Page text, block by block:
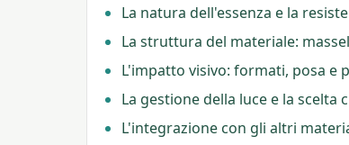
La natura dell'essenza e la
La struttura del materiale:
L'impatto visivo: formati, posa e
La gestione della luce e la scelta
L'integrazione con gli altri